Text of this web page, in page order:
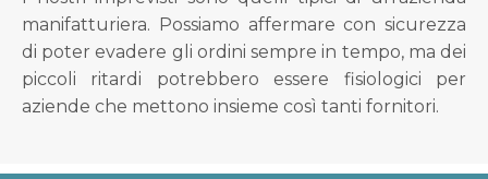
manifatturiera. Possiamo affermare con sicurezza
di poter evadere gli ordini sempre in tempo, ma dei
piccoli ritardi potrebbero essere fisiologici per
aziende che mettono insieme così tanti fornitori.